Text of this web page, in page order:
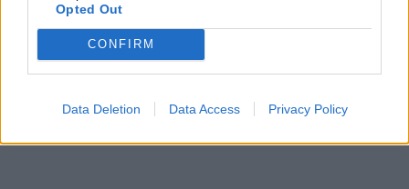
Opted Out
CONFIRM
Data Deletion Data Access Privacy Policy
MASSAFRA
A soli 13 anni, la giovanissima atleta massafrese Francesca
Nitti, portacolori del Settore Giovanile FITAV Regione
Puglia, ha conquistato una straordinaria...